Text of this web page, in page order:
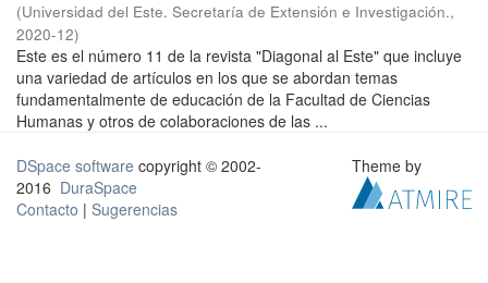
(Universidad del Este. Secretaría de Extensión e Investigación.,
2020-12)
Este es el número 11 de la revista "Diagonal al Este" que incluye
una variedad de artículos en los que se abordan temas
fundamentalmente de educación de la Facultad de Ciencias
Humanas y otros de colaboraciones de las ...
DSpace software copyright © 2002-
2016 DuraSpace
Contacto | Sugerencias
Theme by